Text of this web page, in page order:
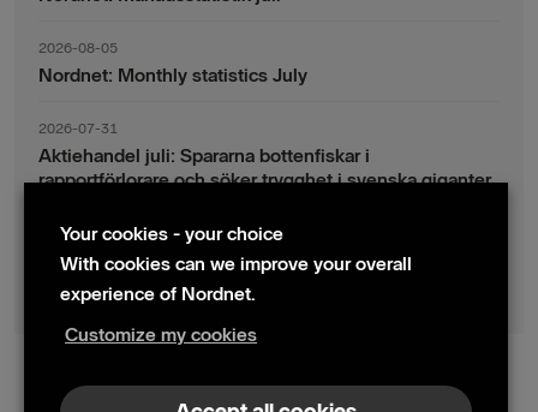
2026-08-05
Nordnet: Monthly statistics July
2026-07-31
Aktiehandel juli: Spararna bottenfiskar i
rapportförlorare och söker trygghet i svenska giganter
2026-07-30
Fondsparande juli: Vinsthemtagningar i teknik – men
indexsparandet ligger fast
Your cookies - your choice
With cookies can we improve your overall
experience of Nordnet.
Customize my cookies